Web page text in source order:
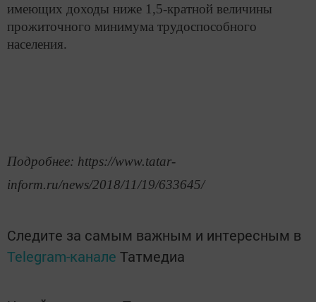
имеющих доходы ниже 1,5-кратной величины
прожиточного минимума трудоспособного
населения.
Подробнее: https://www.tatar-
inform.ru/news/2018/11/19/633645/
Следите за самым важным и интересным в
Telegram-канале Татмедиа